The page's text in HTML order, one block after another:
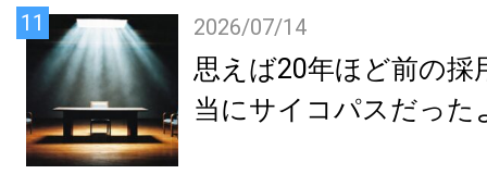
11 2026/07/14
思えば20年ほど前の採
当にサイコパスだった